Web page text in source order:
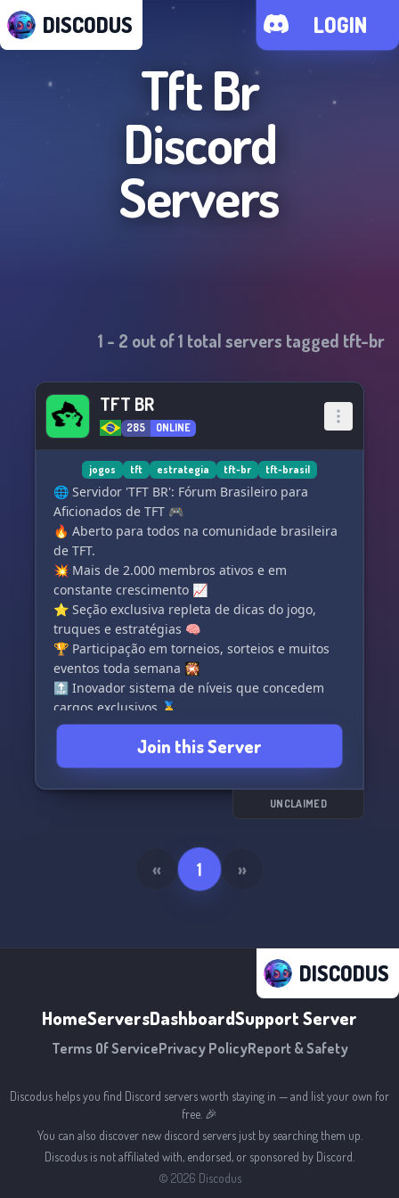
DISCODUS LOGIN
Tft Br
Discord
Servers
1 - 2 out of1 total servers tagged tft-br
TFT BR
285 ONLINE
jogos tft estrategia tft-br tft-brasil
🌐 Servidor 'TFT BR': Fórum Brasileiro para
Aficionados de TFT 🎮
🔥 Aberto para todos na comunidade brasileira
de TFT.
💥 Mais de 2.000 membros ativos e em
constante crescimento 📈
⭐ Seção exclusiva repleta de dicas do jogo,
truques e estratégias 🧠
🏆 Participação em torneios, sorteios e muitos
eventos toda semana 🎇
🔝 Inovador sistema de níveis que concedem
cargos exclusivos 🥇
🛡️ Equipe de moderadores dedicada pronta
para auxiliar todos os membros do servidor 🤝
🔸Curioso? Venha conhecer o nosso servidor de
Join this Server
UNCLAIMED
« 1 »
DISCODUS
HomeServersDashboardSupport Server
Terms Of ServicePrivacy PolicyReport & Safety
Discodus helps you find Discord servers worth staying in — and list your own for
free. 🎉
You can also discover new discord servers just by searching them up.
Discodus is not affiliated with, endorsed, or sponsored by Discord.
© 2026 Discodus